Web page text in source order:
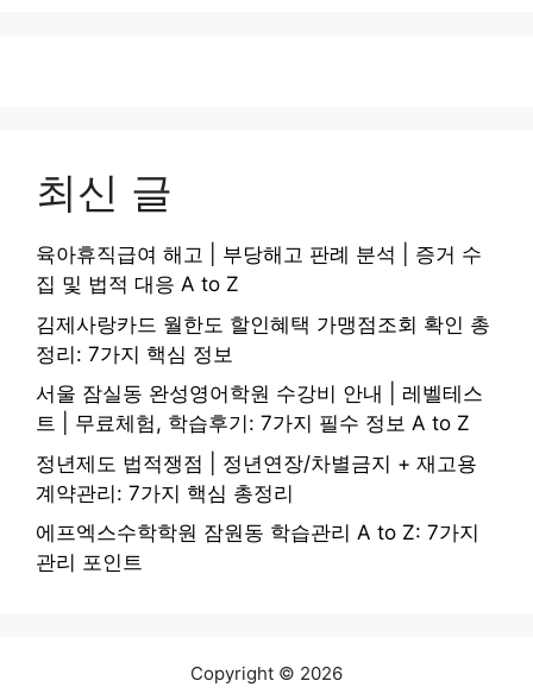
최신 글
육아휴직급여 해고 | 부당해고 판례 분석 | 증거 수
집 및 법적 대응 A to Z
김제사랑카드 월한도 할인혜택 가맹점조회 확인 총
정리: 7가지 핵심 정보
서울 잠실동 완성영어학원 수강비 안내 | 레벨테스
트 | 무료체험, 학습후기: 7가지 필수 정보 A to Z
정년제도 법적쟁점 | 정년연장/차별금지 + 재고용
계약관리: 7가지 핵심 총정리
에프엑스수학학원 잠원동 학습관리 A to Z: 7가지
관리 포인트
Copyright © 2026